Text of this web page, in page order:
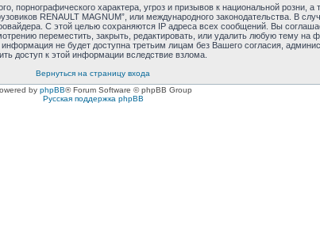
порнографического характера, угроз и призывов к национальной
RENAULT MAGNUM”, или международного законодательства. В
С этой целью сохраняются IP адреса всех сообщений. Вы
переместить, закрыть, редактировать, или удалить любую тему на
не будет доступна третьим лицам без Вашего согласия,
доступ к этой информации вследствие взлома.
Вернуться на страницу входа
by phpBB® Forum Software © phpBB Group
Русская поддержка phpBB